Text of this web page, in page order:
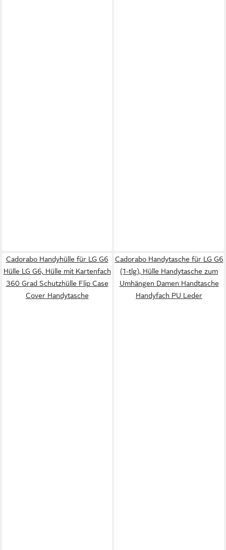
Cadorabo Handyhülle für LG G6
Hülle LG G6, Hülle mit Kartenfach
360 Grad Schutzhülle Flip Case
Cover Handytasche
Cadorabo Handytasche für LG G6
(1-tlg), Hülle Handytasche zum
Umhängen Damen Handtasche
Handyfach PU Leder